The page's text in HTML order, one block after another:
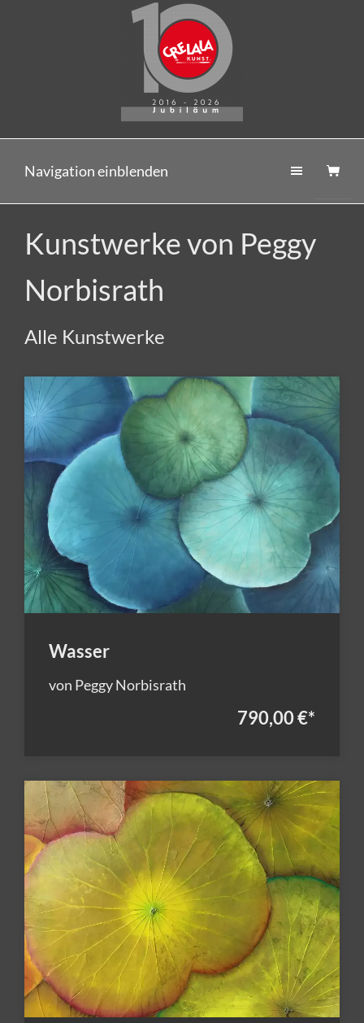
Navigation einblenden
Kunstwerke von Peggy
Norbisrath
Alle Kunstwerke
Wasser
von Peggy Norbisrath
790,00 €*